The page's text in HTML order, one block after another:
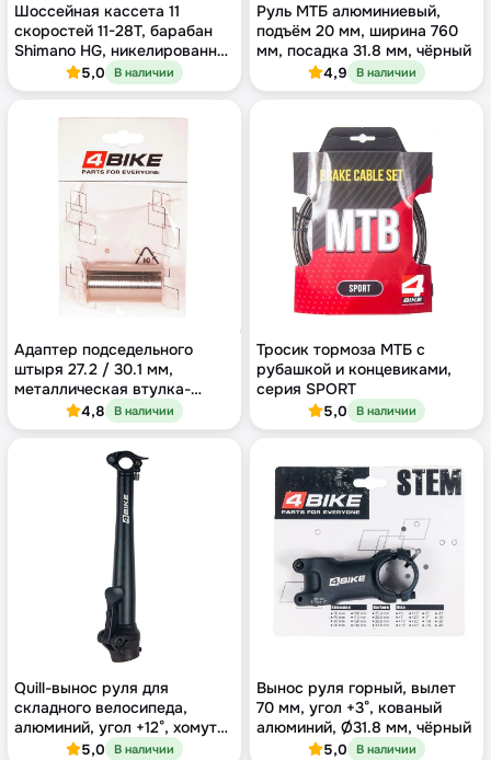
Шоссейная кассета 11
скоростей 11-28T, барабан
Shimano HG, никелированная
5,0 В наличии
Руль МТБ алюминиевый,
подъём 20 мм, ширина 760
мм, посадка 31.8 мм, чёрный
4,9 В наличии
Адаптер подседельного
штыря 27.2 / 30.1 мм,
металлическая втулка-
переходник
4,8 В наличии
Тросик тормоза МТБ с
рубашкой и концевиками,
серия SPORT
5,0 В наличии
Quill-вынос руля для
складного велосипеда,
алюминий, угол +12°, хомут
Ø25.4 мм, H 306 мм
5,0 В наличии
Вынос руля горный, вылет
70 мм, угол +3°, кованый
алюминий, Ø31.8 мм, чёрный
5,0 В наличии